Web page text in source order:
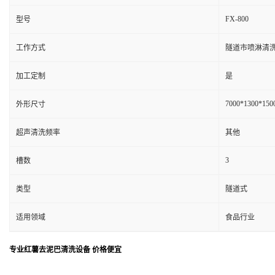
型号 FX-800
工作方式 隧道市喷淋清
加工定制 是
外形尺寸
超声清洗频率 其他
槽数 3
类型 隧道式
适用领域 食品行业
专业红薯去泥巴清洗设备 价格便宜